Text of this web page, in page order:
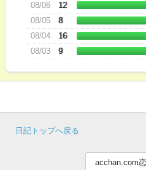
08/06
12
08/05
8
08/04
16
08/03
9
日記トップへ戻る